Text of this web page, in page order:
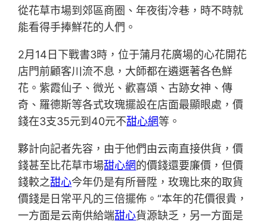
從花草市場到郊區商圈、年夜街冷巷，時不時就
能看得手捧鮮花的人們。
2月14日下戰書3時，位于蒲月花廣場的心花開花
店門前顧客川流不息，大師都在遴選著各色鮮
花。紫霞仙子、微光、歡喜頌、古跡女神、傳
奇、羅德斯等各式玫瑰擺設在店面最顯眼處，價
錢在3支35元到40元不甜心網等。
夥計向記者先容，由于他們由云南直接供貨，價
錢甚至比花草市場甜心網的價錢還要廉價，但價
錢較之甜心今年仍是有所晉陞，玫瑰比來的取貨
價錢是日常平凡的三倍擺佈。“本年的花價很貴，
一方面是云南供給端甜心貨源缺乏，另一方面是